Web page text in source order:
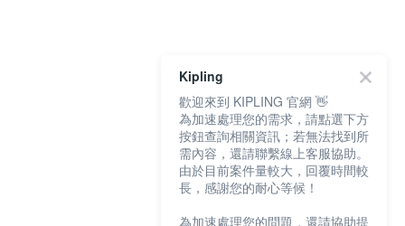
Kipling
歡迎來到 KIPLING 官網 👋
為加速處理您的需求，請點選下方
按鈕查詢相關資訊；若無法找到所
需內容，還請聯繫線上客服協助。
由於目前案件量較大，回覆時間較
長，感謝您的耐心等候！
為加速處理您的問題，還請協助提